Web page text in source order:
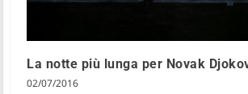
La notte più lunga per Novak
02/07/2016